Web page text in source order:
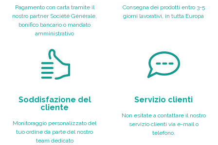
Pagamento con carta tramite il
nostro partner Société Générale,
bonifico bancario o mandato
amministrativo
Consegna dei prodotti entro 3-5
giorni lavorativi, in tutta Europa
Soddisfazione del
cliente
Monitoraggio personalizzato del
tuo ordine da parte del nostro
team dedicato
Servizio clienti
Non esitate a contattare il nostro
servizio clienti via e-mail o
telefono.